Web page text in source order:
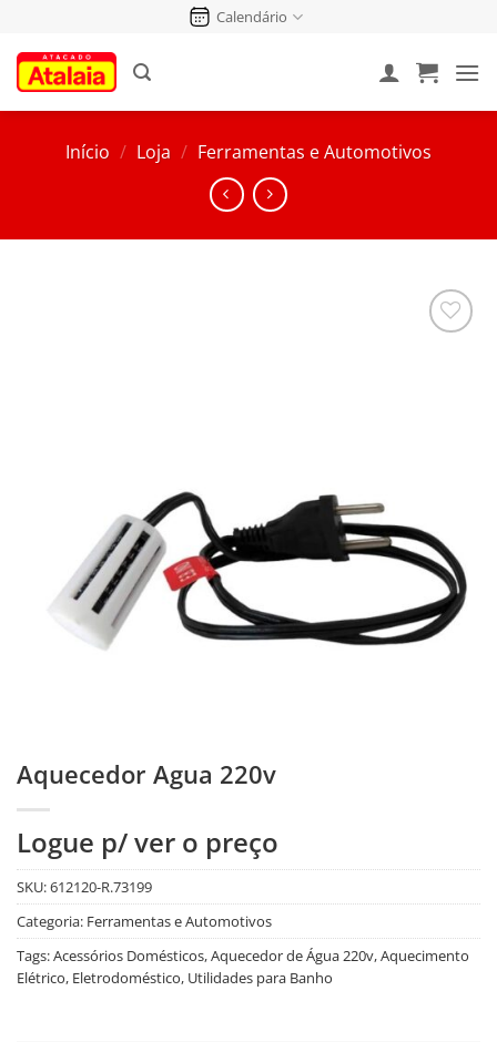
conteúdo
Calendário
Início / Loja / Ferramentas e Automotivos
Aquecedor Agua 220v
Logue p/ ver o preço
SKU:612120-R.73199
Categoria: Ferramentas e Automotivos
Tags:Acessórios Domésticos,Aquecedor de Água 220v,Aquecimento
Elétrico, Eletrodoméstico, Utilidades para Banho